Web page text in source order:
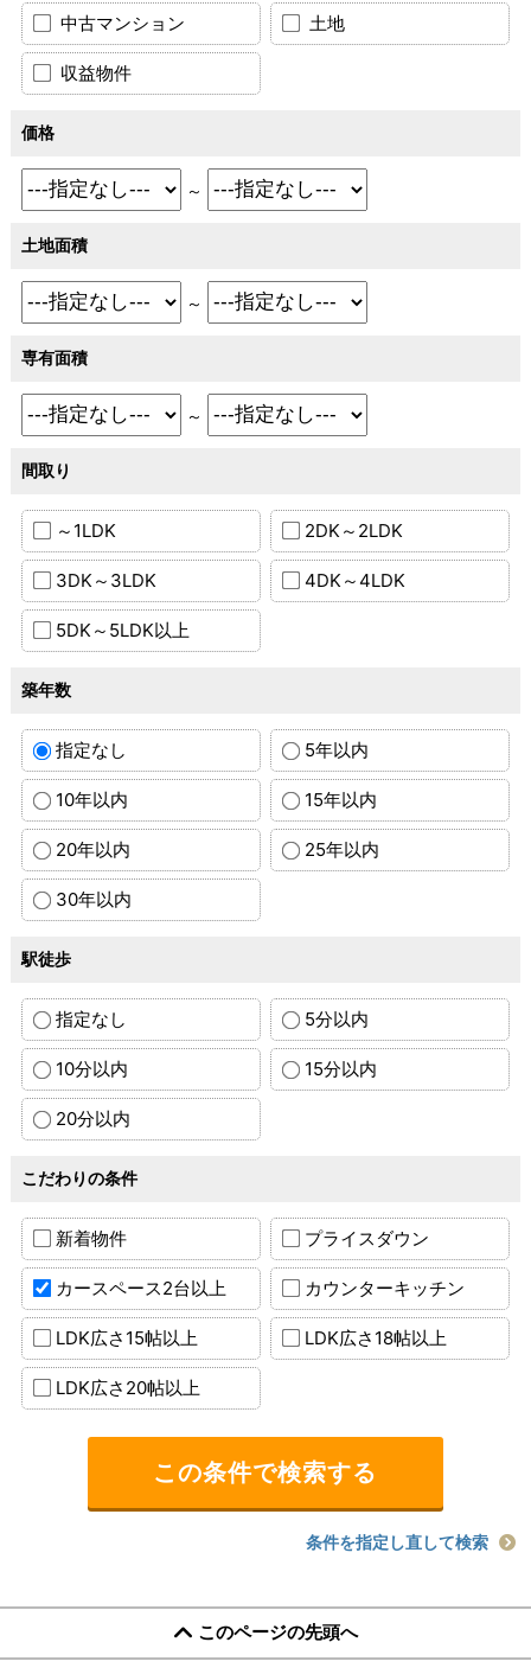
中古マンション 土地
収益物件
価格
～
土地面積
～
専有面積
～
間取り
～1LDK 2DK～2LDK
3DK～3LDK 4DK～4LDK
5DK～5LDK以上
築年数
指定なし 5年以内
10年以内 15年以内
20年以内 25年以内
30年以内
駅徒歩
指定なし 5分以内
10分以内 15分以内
20分以内
こだわりの条件
新着物件 プライスダウン
カースペース2台以上 カウンターキッチン
LDK広さ15帖以上 LDK広さ18帖以上
LDK広さ20帖以上
条件を指定し直して検索
このページの先頭へ